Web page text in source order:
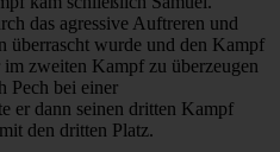
das agressive Auftreren und
überrascht wurde und den Kampf
im zweiten Kampf zu überzeugen
Pech bei einer
er dann seinen dritten Kampf
den dritten Platz.